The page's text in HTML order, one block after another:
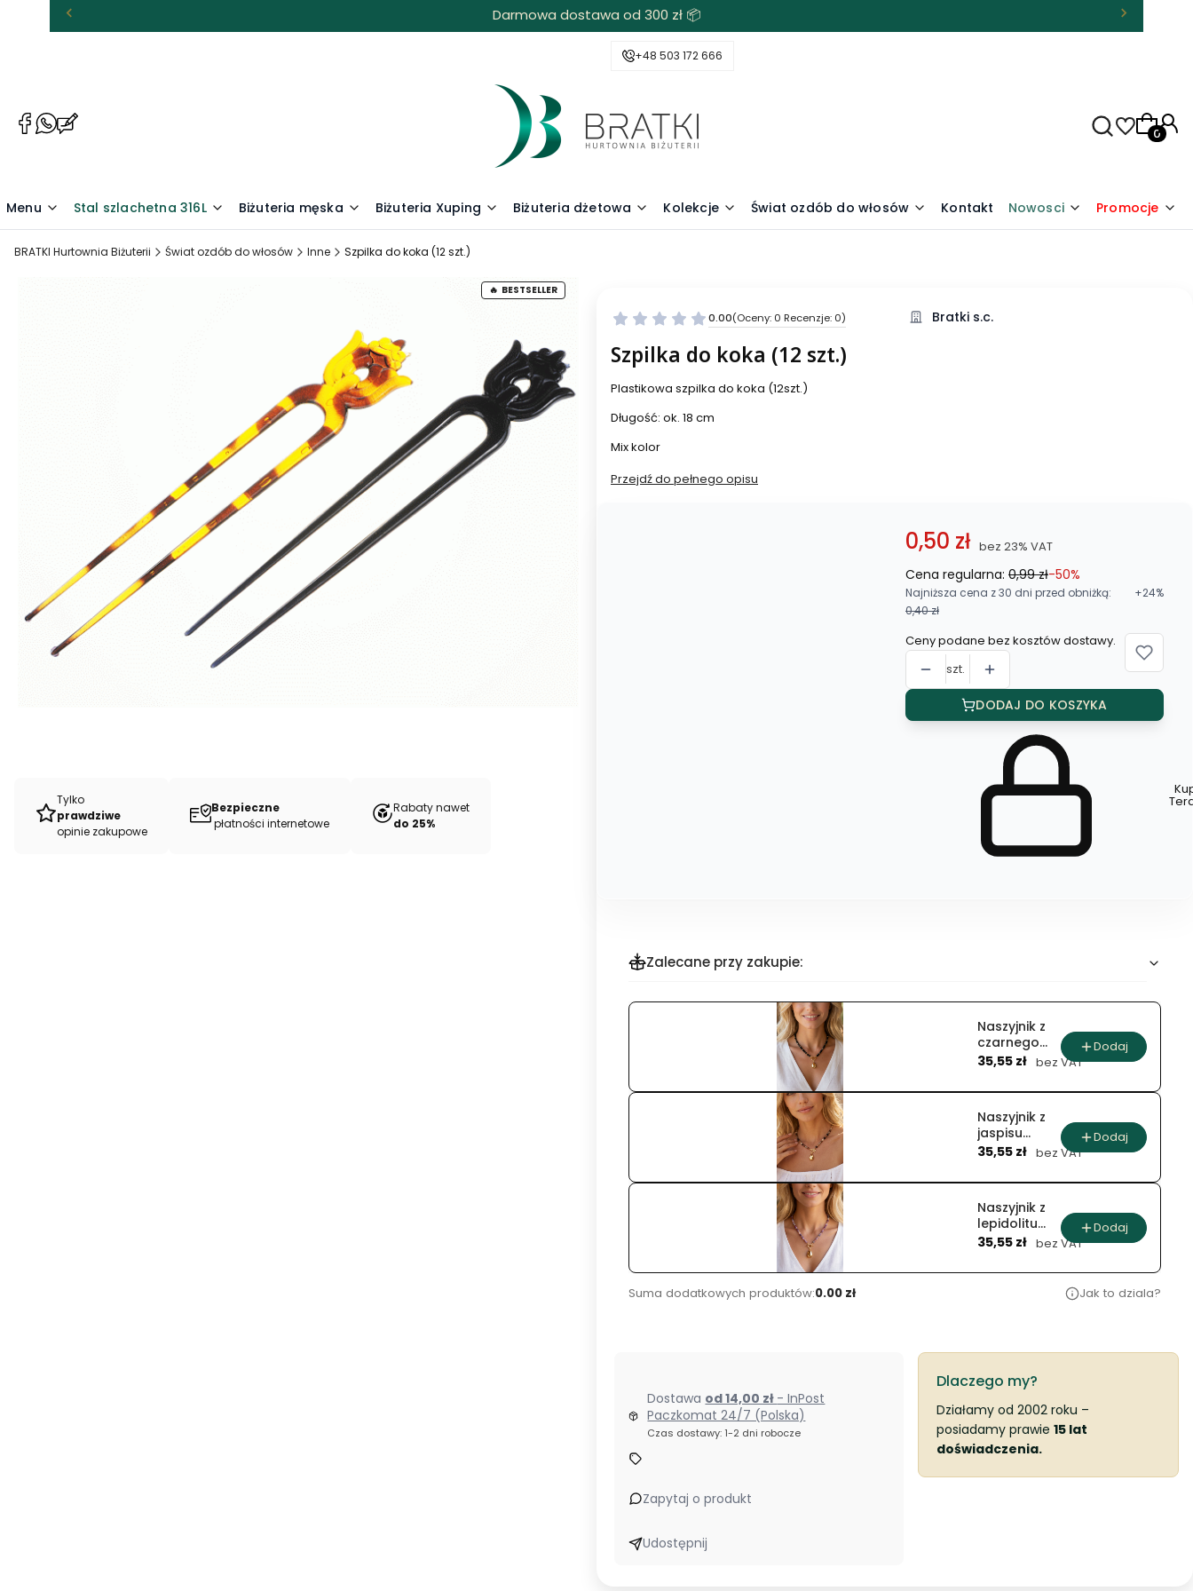
Darmowa dostawa od 300 zł 📦
+48 503 172 666
(Otwiera
karcie)
(Otwiera
karcie)
(Otwiera
karcie)
Menu Stal szlachetna 316L Biżuteria męska Biżuteria Xuping Biżuteria dżetowa Kolekcje Świat ozdób do włosów Kontakt Nowosci Promocje
BRATKI Hurtownia Biżuterii Świat ozdób do włosów Inne Szpilka do koka (12 szt.)
Tylko
prawdziwe
opinie zakupowe
Bezpieczne
płatności internetowe
Rabaty nawet
do 25%
BESTSELLER
0.00(Oceny: 0 Recenzje: 0) Bratki s.c.
Szpilka do koka (12 szt.)
Plastikowa szpilka do koka (12szt.)
Długość: ok. 18 cm
Mix kolor
Przejdź do pełnego opisu
0,50 zł bez 23% VAT
Cena regularna: 0,99 zł-50%
Najniższa cena z 30 dni przed obniżką:
0,40 zł
+24%
Ceny podane bez kosztów dostawy.
szt.
DODAJ DO KOSZYKA
Szybki
produktu
Szpilka
do
Zalecane przy zakupie:
Naszyjnik z
czarnego
agatu
kropla
Cena
35,55 zł bez VAT
Dodaj
Naszyjnik z
jaspisu
ziemista
Cena
35,55 zł bez VAT
Dodaj
Naszyjnik z
lepidolitu
fioletowa
Cena
35,55 zł bez VAT
Dodaj
Suma dodatkowych produktów:0.00 zł Jak to dziala?
Dostawa od 14,00 zł - InPost
Paczkomat 24/7 (Polska)
Czas dostawy: 1-2 dni robocze
Zapytaj o produkt
Udostępnij
Dlaczego my?
Działamy od 2002 roku –
posiadamy prawie 15 lat
doświadczenia.